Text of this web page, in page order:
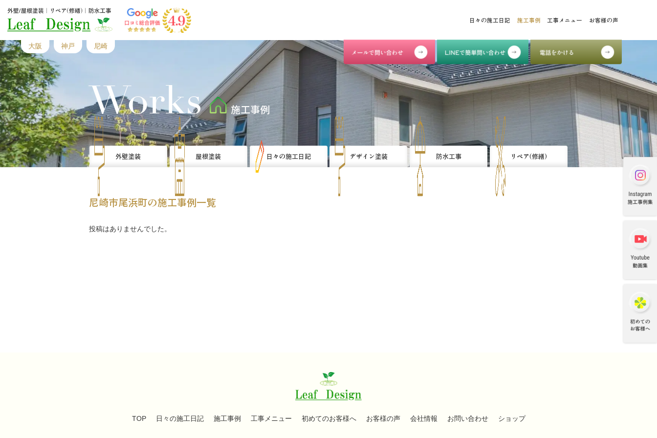
日々の施工日記 施工事例 工事メニュー お客様の声
大阪 神戸 尼崎
Works 施工事例
外壁塗装 屋根塗装 日々の施工日記 デザイン塗装 防水工事 リペア(修繕)
尼崎市尾浜町の施工事例一覧
投稿はありませんでした。
TOP 日々の施工日記 施工事例 工事メニュー 初めてのお客様へ お客様の声 会社情報 お問い合わせ ショップ